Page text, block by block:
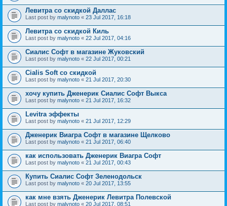
Левитра со скидкой Даллас
Last post by malynoto « 23 Jul 2017, 16:18
Левитра со скидкой Киль
Last post by malynoto « 22 Jul 2017, 04:16
Сиалис Софт в магазине Жуковский
Last post by malynoto « 22 Jul 2017, 00:21
Cialis Soft со скидкой
Last post by malynoto « 21 Jul 2017, 20:30
хочу купить Дженерик Сиалис Софт Выкса
Last post by malynoto « 21 Jul 2017, 16:32
Levitra эффекты
Last post by malynoto « 21 Jul 2017, 12:29
Дженерик Виагра Софт в магазине Щелково
Last post by malynoto « 21 Jul 2017, 06:40
как использовать Дженерик Виагра Софт
Last post by malynoto « 21 Jul 2017, 00:43
Купить Сиалис Софт Зеленодольск
Last post by malynoto « 20 Jul 2017, 13:55
как мне взять Дженерик Левитра Полевской
Last post by malynoto « 20 Jul 2017, 08:51